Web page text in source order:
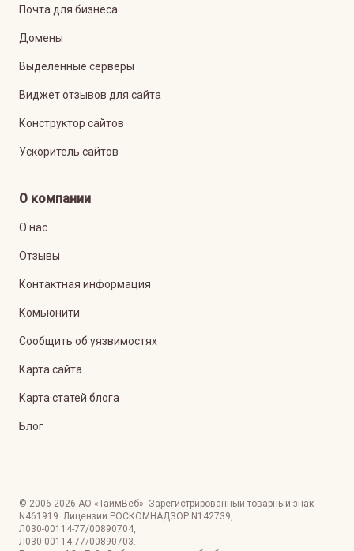
Почта для бизнеса
Домены
Выделенные серверы
Виджет отзывов для сайта
Конструктор сайтов
Ускоритель сайтов
О компании
О нас
Отзывы
Контактная информация
Комьюнити
Сообщить об уязвимостях
Карта сайта
Карта статей блога
Блог
© 2006-2026 АО «ТаймВеб». Зарегистрированный товарный знак
N461919. Лицензии РОСКОМНАДЗОР N142739,
Л030-00114-77/00890704,
Л030-00114-77/00890703.